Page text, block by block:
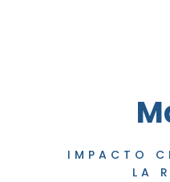
IMPACTO
LA